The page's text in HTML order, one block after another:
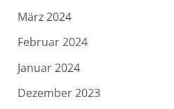
März 2024
Februar 2024
Januar 2024
Dezember 2023